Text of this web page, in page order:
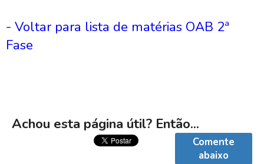
- Voltar para lista de matérias OAB 2ª
Fase
Achou esta página útil? Então...
Comente
abaixo